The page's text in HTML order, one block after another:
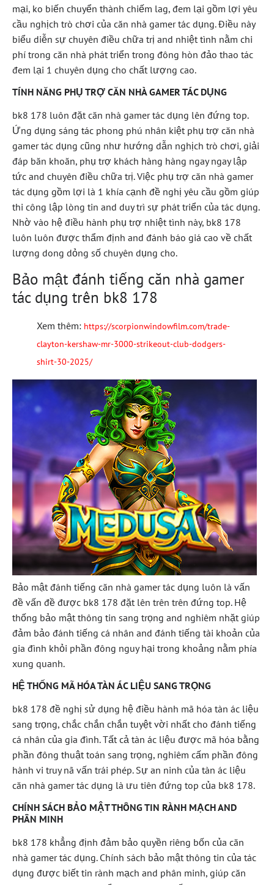
mại, ko biến chuyển thành chiếm lag, đem lại gồm lợi yêu
cầu nghịch trò chơi của căn nhà gamer tác dụng. Điều này
biểu diễn sự chuyên điều chữa trị and nhiệt tình nằm chi
phí trong căn nhà phát triển trong đông hòn đảo thao tác
đem lại 1 chuyên dụng cho chất lượng cao.
TÍNH NĂNG PHỤ TRỢ CĂN NHÀ GAMER TÁC DỤNG
bk8 178 luôn đặt căn nhà gamer tác dụng lên đứng top.
Ứng dụng sáng tác phong phú nhân kiệt phụ trợ căn nhà
gamer tác dụng cũng như hướng dẫn nghịch trò chơi, giải
đáp băn khoăn, phụ trợ khách hàng hàng ngay ngay lập
tức and chuyên điều chữa trị. Việc phụ trợ căn nhà gamer
tác dụng gồm lợi là 1 khía cạnh đề nghị yêu cầu gồm giúp
thi công lập lòng tin and duy trì sự phát triển của tác dụng.
Nhờ vào hệ điều hành phụ trợ nhiệt tình này, bk8 178
luôn luôn được thẩm định and đánh báo giá cao về chất
lượng dong dỏng số chuyên dụng cho.
Bảo mật đánh tiếng căn nhà gamer
tác dụng trên bk8 178
Xem thêm: https://scorpionwindowfilm.com/trade-
clayton-kershaw-mr-3000-strikeout-club-dodgers-
shirt-30-2025/
Bảo mật đánh tiếng căn nhà gamer tác dụng luôn là vấn
đề vấn đề được bk8 178 đặt lên trên trên đứng top. Hệ
thống bảo mật thông tin sang trọng and nghiêm nhặt giúp
đảm bảo đánh tiếng cá nhân and đánh tiếng tài khoản của
gia đình khỏi phần đông nguy hại trong khoảng nằm phía
xung quanh.
HỆ THỐNG MÃ HÓA TÀN ÁC LIỆU SANG TRỌNG
bk8 178 đề nghị sử dụng hệ điều hành mã hóa tàn ác liệu
sang trọng, chắc chắn chắn tuyệt vời nhất cho đánh tiếng
cá nhân của gia đình. Tất cả tàn ác liệu được mã hóa bằng
phần đông thuật toán sang trọng, nghiêm cấm phần đông
hành vi truy nã vấn trái phép. Sự an ninh của tàn ác liệu
căn nhà gamer tác dụng là ưu tiên đứng top của bk8 178.
CHÍNH SÁCH BẢO MẬT THÔNG TIN RÀNH MẠCH AND
PHÂN MINH
bk8 178 khẳng định đảm bảo quyền riêng bốn của căn
nhà gamer tác dụng. Chính sách bảo mật thông tin của tác
dụng được biết tin rành mạch and phân minh, giúp căn